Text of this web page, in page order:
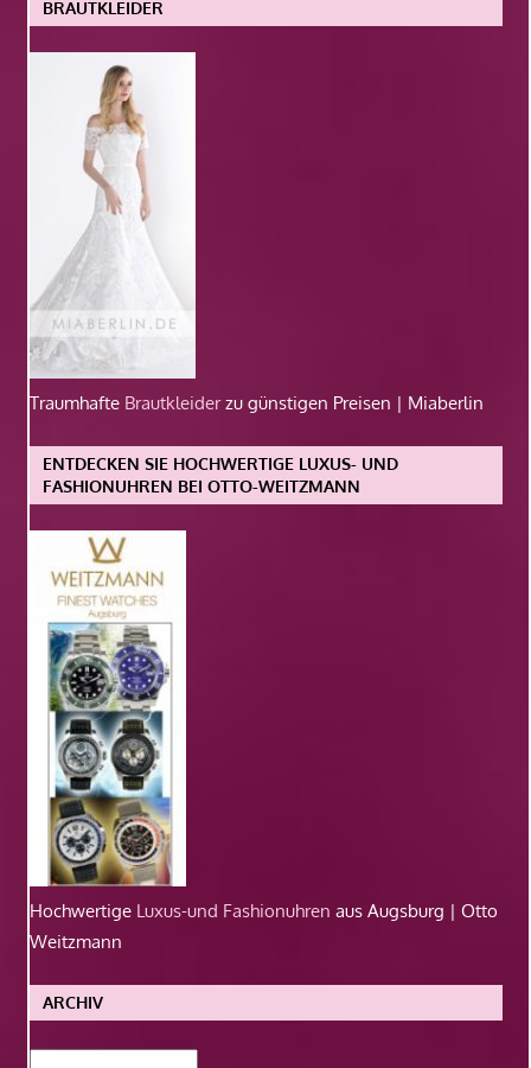
BRAUTKLEIDER
Traumhafte Brautkleiderzu günstigen Preisen | Miaberlin
ENTDECKEN SIE HOCHWERTIGE LUXUS- UND
FASHIONUHREN BEI OTTO-WEITZMANN
Hochwertige Luxus-und Fashionuhren aus Augsburg | Otto
Weitzmann
ARCHIV